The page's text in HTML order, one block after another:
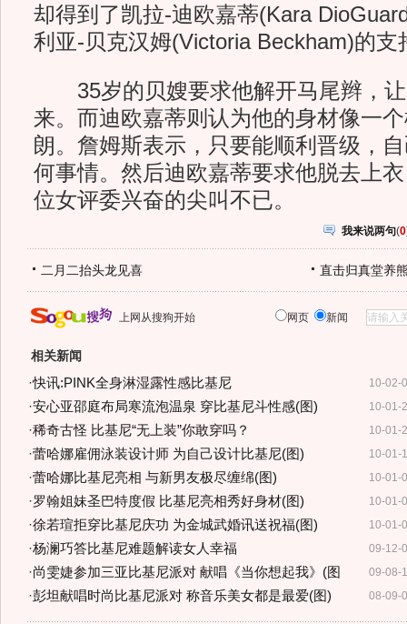
却得到了凯拉-迪欧嘉蒂(Kara
利亚-贝克汉姆(Victoria Beckham)的支
35岁的贝嫂要求他解开马尾辫，让
来。而迪欧嘉蒂则认为他的身材像一
朗。詹姆斯表示，只要能顺利晋级，
何事情。然后迪欧嘉蒂要求他脱去上
位女评委兴奋的尖叫不已。
我来说两句(0
二月二抬头龙见喜 直击归真堂养
上网从搜狗开始 网页 新闻
相关新闻
10-02-
·快讯:PINK全身淋湿露性感比基尼
10-01-
·安心亚邵庭布局寒流泡温泉 穿比基尼斗性感(图)
10-01-
·稀奇古怪 比基尼“无上装”你敢穿吗？
10-01-
·蕾哈娜雇佣泳装设计师 为自己设计比基尼(图)
10-01-
·蕾哈娜比基尼亮相 与新男友极尽缠绵(图)
10-01-
·罗翰姐妹圣巴特度假 比基尼亮相秀好身材(图)
10-01-
·徐若瑄拒穿比基尼庆功 为金城武婚讯送祝福(图)
09-12-
·杨澜巧答比基尼难题解读女人幸福
09-08-
·尚雯婕参加三亚比基尼派对 献唱《当你想起我》(图
08-09-
·彭坦献唱时尚比基尼派对 称音乐美女都是最爱(图)